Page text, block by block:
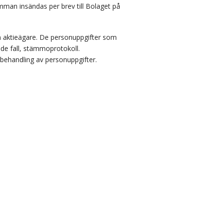
insändas per brev till Bolaget på
De personuppgifter som
fall, stämmoprotokoll.
av personuppgifter.